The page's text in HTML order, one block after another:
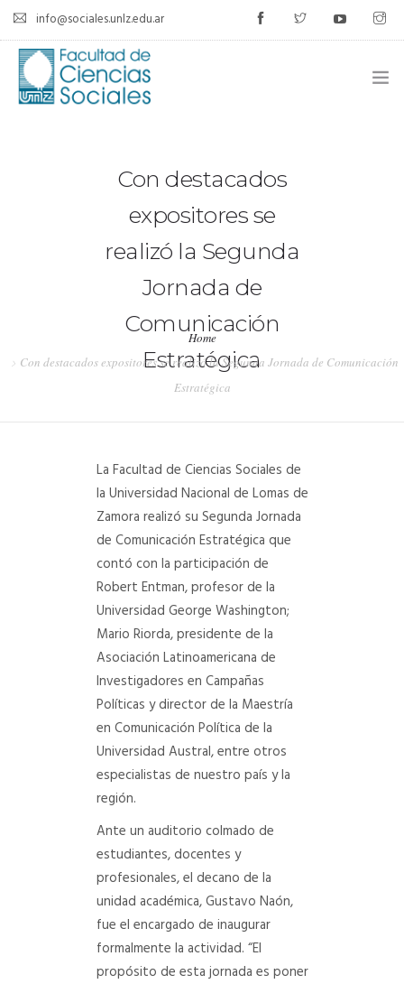
info@sociales.unlz.edu.ar
CALENDARIO ACADÉMICO
RADIO CONURBANA
Con destacados
expositores se
realizó la Segunda
Jornada de
Comunicación
Estratégica
Home
Con destacados expositores se realizó la Segunda Jornada de Comunicación
Estratégica
La Facultad de Ciencias Sociales de
la Universidad Nacional de Lomas de
Zamora realizó su Segunda Jornada
de Comunicación Estratégica que
contó con la participación de
Robert Entman, profesor de la
Universidad George Washington;
Mario Riorda, presidente de la
Asociación Latinoamericana de
Investigadores en Campañas
Políticas y director de la Maestría
en Comunicación Política de la
Universidad Austral, entre otros
especialistas de nuestro país y la
región.
Ante un auditorio colmado de
estudiantes, docentes y
profesionales, el decano de la
unidad académica, Gustavo Naón,
fue el encargado de inaugurar
formalmente la actividad. “El
propósito de esta jornada es poner